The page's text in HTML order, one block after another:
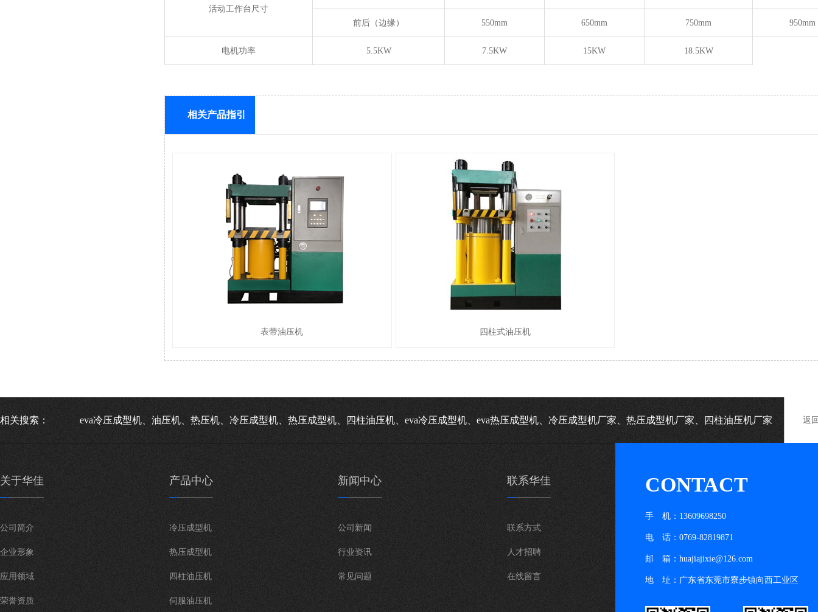
活动工作台尺寸
前后（边缘） 550mm 650mm 750mm 950mm
电机功率 5.5KW 7.5KW 15KW 18.5KW
相关产品指引
表带油压机 四柱式油压机
相关搜索： eva冷压成型机、油压机、热压机、冷压成型机、热压成型机、四柱油压机、eva冷压成型机、eva热压成型机、冷压成型机厂家、热压成型机厂家、四柱油压机厂家 返
关于华佳
公司简介
企业形象
应用领域
荣誉资质
产品中心
冷压成型机
热压成型机
四柱油压机
伺服油压机
新闻中心
公司新闻
行业资讯
常见问题
联系华佳
联系方式
人才招聘
在线留言
CONTACT
手 机：13609698250
电 话：0769-82819871
邮 箱：huajiajixie@126.com
地 址：广东省东莞市寮步镇向西工业区